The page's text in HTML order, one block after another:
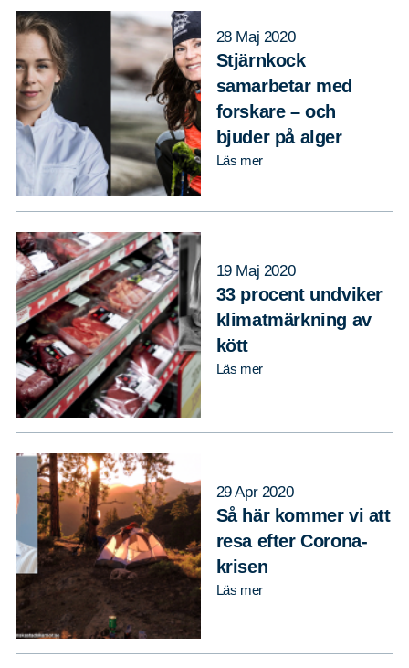
28 Maj 2020
Stjärnkock
samarbetar med
forskare – och
bjuder på alger
Läs mer
19 Maj 2020
33 procent undviker
klimatmärkning av
kött
Läs mer
29 Apr 2020
Så här kommer vi att
resa efter Corona-
krisen
Läs mer
Sök på sidan:Sök
efter: